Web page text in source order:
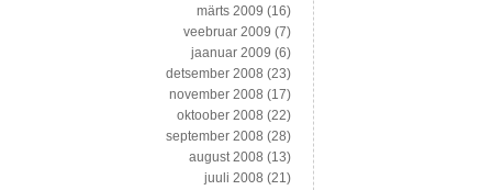
märts 2009 (16)
veebruar 2009 (7)
jaanuar 2009 (6)
detsember 2008 (23)
november 2008 (17)
oktoober 2008 (22)
september 2008 (28)
august 2008 (13)
juuli 2008 (21)